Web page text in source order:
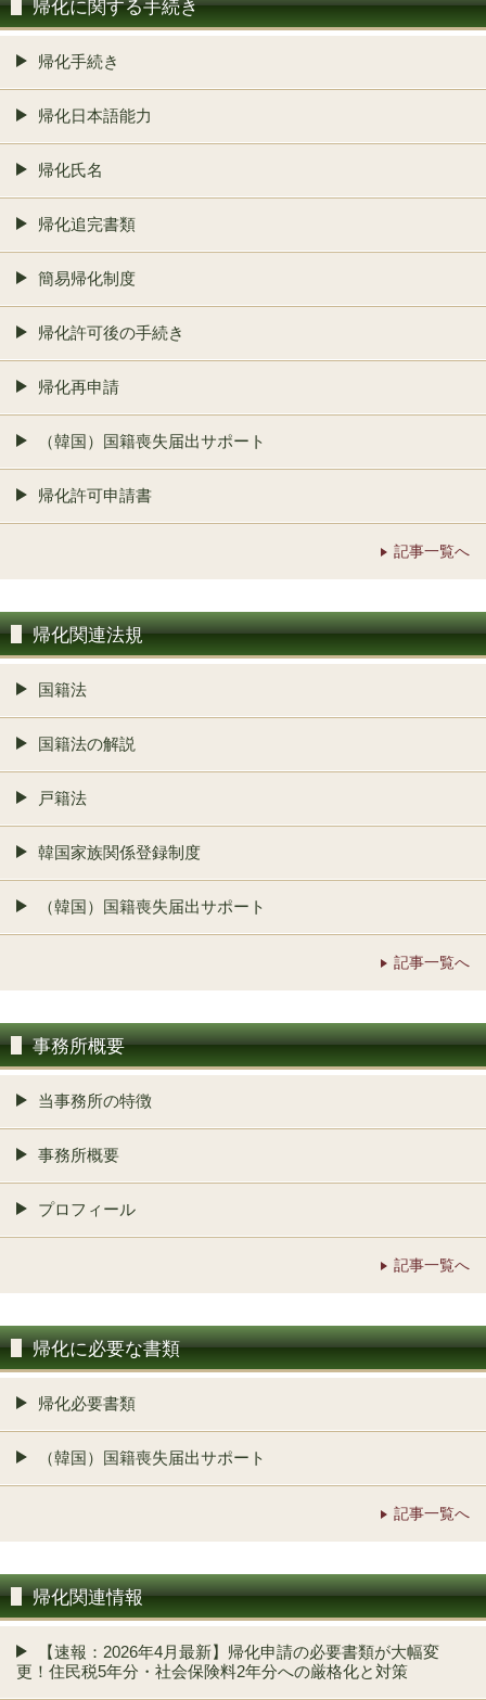
帰化に関する手続き
帰化手続き
帰化日本語能力
帰化氏名
帰化追完書類
簡易帰化制度
帰化許可後の手続き
帰化再申請
（韓国）国籍喪失届出サポート
帰化許可申請書
記事一覧へ
帰化関連法規
国籍法
国籍法の解説
戸籍法
韓国家族関係登録制度
（韓国）国籍喪失届出サポート
記事一覧へ
事務所概要
当事務所の特徴
事務所概要
プロフィール
記事一覧へ
帰化に必要な書類
帰化必要書類
（韓国）国籍喪失届出サポート
記事一覧へ
帰化関連情報
【速報：2026年4月最新】帰化申請の必要書類が大幅変
更！住民税5年分・社会保険料2年分への厳格化と対策